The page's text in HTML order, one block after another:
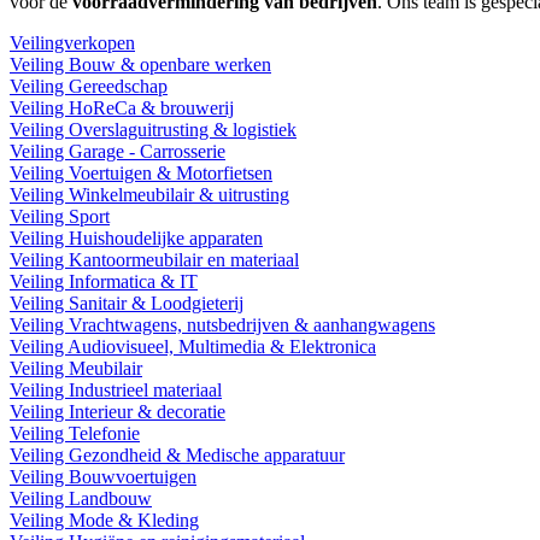
Veilingverkopen
Veiling Bouw & openbare werken
Veiling Gereedschap
Veiling HoReCa & brouwerij
Veiling Overslaguitrusting & logistiek
Veiling Garage - Carrosserie
Veiling Voertuigen & Motorfietsen
Veiling Winkelmeubilair & uitrusting
Veiling Sport
Veiling Huishoudelijke apparaten
Veiling Kantoormeubilair en materiaal
Veiling Informatica & IT
Veiling Sanitair & Loodgieterij
Veiling Vrachtwagens, nutsbedrijven & aanhangwagens
Veiling Audiovisueel, Multimedia & Elektronica
Veiling Meubilair
Veiling Industrieel materiaal
Veiling Interieur & decoratie
Veiling Telefonie
Veiling Gezondheid & Medische apparatuur
Veiling Bouwvoertuigen
Veiling Landbouw
Veiling Mode & Kleding